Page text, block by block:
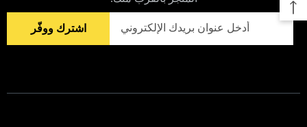
اشترك ووفّر